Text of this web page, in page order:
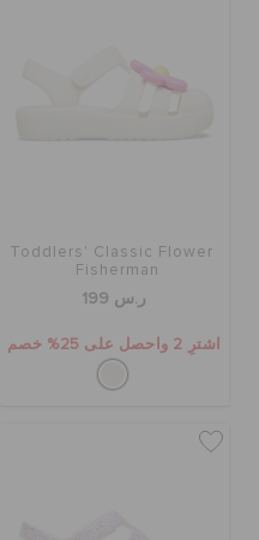
جيبيتز تشارمز
تنزيلات
مميز
تسجيل الدخول / اشتراك
Toddlers' Classic Flower
Fisherman
ر.س 199
اشترِ 2 واحصل على 25% خصم